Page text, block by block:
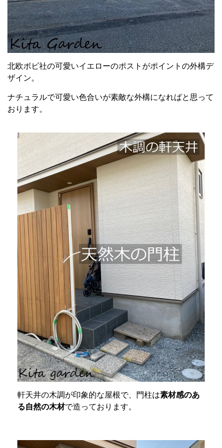
北欧ボビ社の可愛いイエローのポストがポイントの外構デ
ザイン。
ナチュラルで可愛い色合いが素敵な外構になればと思って
おります。
軒天井の木調が印象的な屋根で、門柱は素材感のあ
る自然の木材で造っております。